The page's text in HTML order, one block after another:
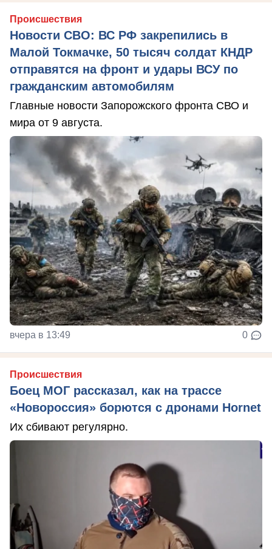
Происшествия
Новости СВО: ВС РФ закрепились в
Малой Токмачке, 50 тысяч солдат КНДР
отправятся на фронт и удары ВСУ по
гражданским автомобилям
Главные новости Запорожского фронта СВО и
мира от 9 августа.
вчера в 13:49 0
Происшествия
Боец МОГ рассказал, как на трассе
«Новороссия» борются с дронами Hornet
Их сбивают регулярно.